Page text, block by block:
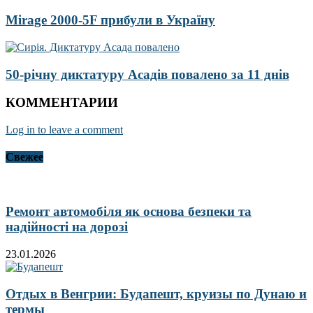
Mirage 2000-5F прибули в Україну
50-річну диктатуру Асадів повалено за 11 днів
КОММЕНТАРИИ
Log in to leave a comment
Свежее
Ремонт автомобіля як основа безпеки та
надійності на дорозі
23.01.2026
Отдых в Венгрии: Будапешт, круизы по Дунаю и
термы